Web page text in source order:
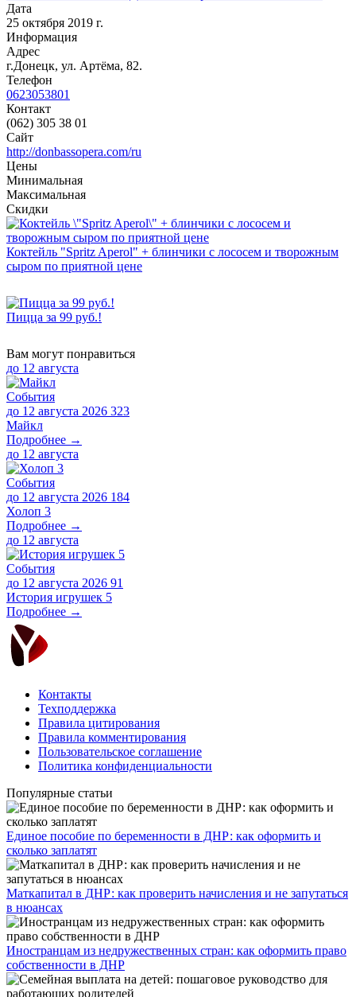
Дата
25 октября 2019 г.
Информация
Адрес
г.Донецк, ул. Артёма, 82.
Телефон
0623053801
Контакт
(062) 305 38 01
Сайт
http://donbassopera.com/ru
Цены
Минимальная
Максимальная
Скидки
Коктейль "Spritz Aperol" + блинчики с лососем и творожным
сыром по приятной цене
Пицца за 99 руб.!
Вам могут понравиться
до 12 августа
События
до 12 августа 2026 323
Майкл
Подробнее →
до 12 августа
События
до 12 августа 2026 184
Холоп 3
Подробнее →
до 12 августа
События
до 12 августа 2026 91
История игрушек 5
Подробнее →
Контакты
Техподдержка
Правила цитирования
Правила комментирования
Пользовательское соглашение
Политика конфиденциальности
Популярные статьи
Единое пособие по беременности в ДНР: как оформить и
сколько заплатят
​Маткапитал в ДНР: как проверить начисления и не запутаться
в нюансах
Иностранцам из недружественных стран: как оформить право
собственности в ДНР